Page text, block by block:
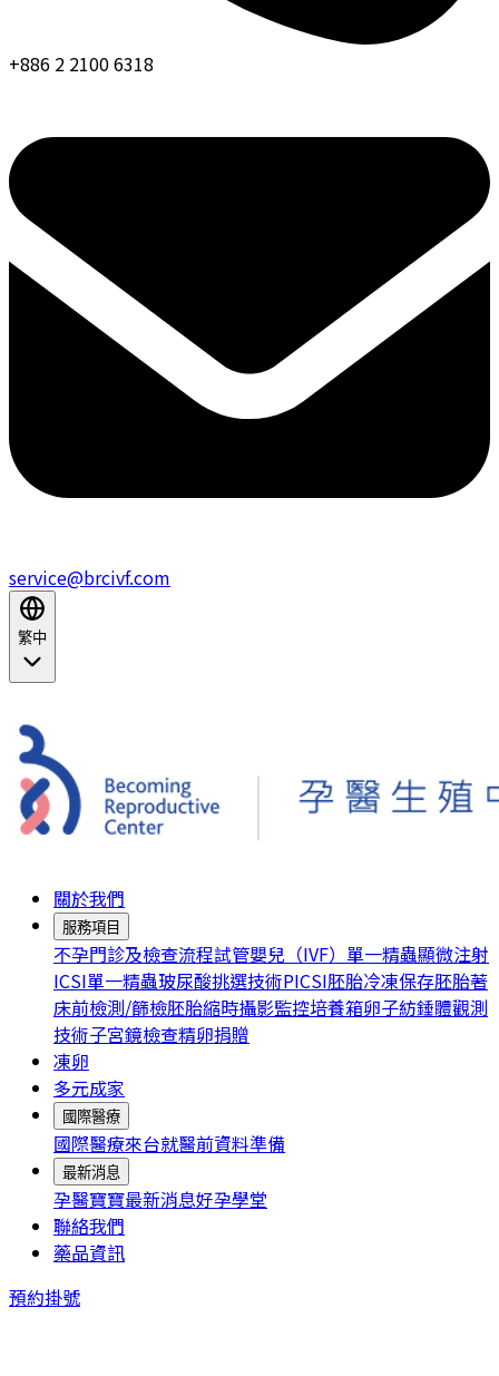
+886 2 2100 6318
service@brcivf.com
繁中
關於我們
服務項目
不孕門診及檢查流程試管嬰兒（IVF） 單一精蟲顯微注射
ICSI單一精蟲玻尿酸挑選技術PICSI胚胎冷凍保存胚胎著
床前檢測/篩檢胚胎縮時攝影監控培養箱卵子紡錘體觀測
技術子宮鏡檢查精卵捐贈
凍卵
多元成家
國際醫療
國際醫療來台就醫前資料準備
最新消息
孕醫寶寶最新消息好孕學堂
聯絡我們
藥品資訊
預約掛號